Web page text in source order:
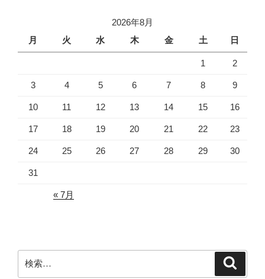
2026年8月
月
火 水 木 金 土 日
1 2
3 4 5 6 7 8 9
10 11 12 13 14 15 16
17 18 19 20 21 22 23
24 25 26 27 28 29 30
31
« 7月
索: